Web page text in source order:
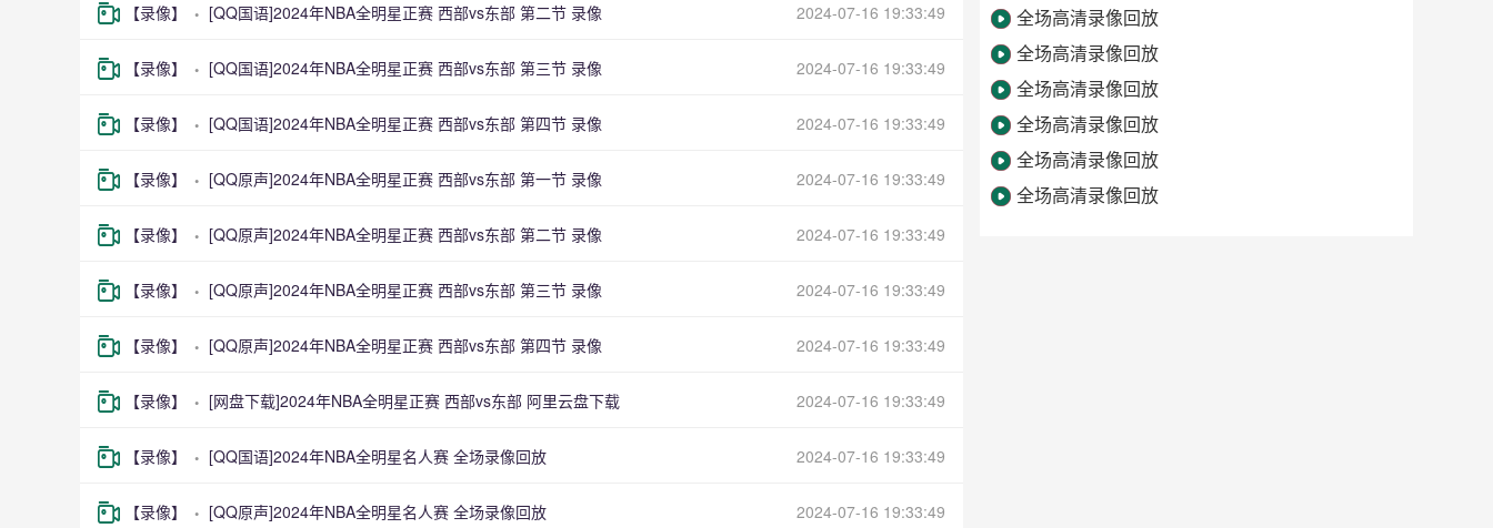
【录像】 [QQ国语]2024年NBA全明星正赛 西部vs东部 第二节 录像 2024-07-16 19:33:49
【录像】 [QQ国语]2024年NBA全明星正赛 西部vs东部 第三节 录像 2024-07-16 19:33:49
【录像】 [QQ国语]2024年NBA全明星正赛 西部vs东部 第四节 录像 2024-07-16 19:33:49
【录像】 [QQ原声]2024年NBA全明星正赛 西部vs东部 第一节 录像 2024-07-16 19:33:49
【录像】 [QQ原声]2024年NBA全明星正赛 西部vs东部 第二节 录像 2024-07-16 19:33:49
【录像】 [QQ原声]2024年NBA全明星正赛 西部vs东部 第三节 录像 2024-07-16 19:33:49
【录像】 [QQ原声]2024年NBA全明星正赛 西部vs东部 第四节 录像 2024-07-16 19:33:49
【录像】 [网盘下载]2024年NBA全明星正赛 西部vs东部 阿里云盘下载 2024-07-16 19:33:49
【录像】 [QQ国语]2024年NBA全明星名人赛 全场录像回放 2024-07-16 19:33:49
【录像】 [QQ原声]2024年NBA全明星名人赛 全场录像回放 2024-07-16 19:33:49
全场高清录像回放
全场高清录像回放
全场高清录像回放
全场高清录像回放
全场高清录像回放
全场高清录像回放